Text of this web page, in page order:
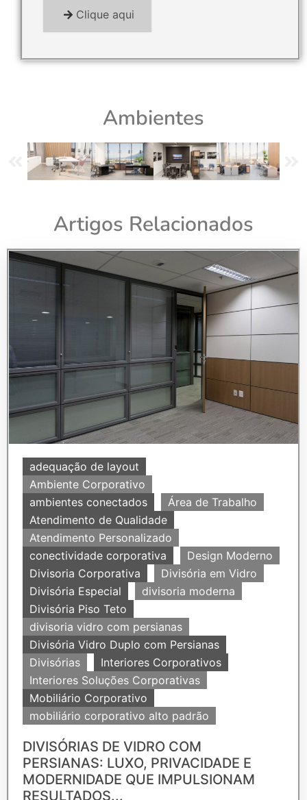
Clique aqui
Ambientes
Artigos Relacionados
adequação de layout
Ambiente Corporativo
ambientes conectados
Área de Trabalho
Atendimento de Qualidade
Atendimento Personalizado
conectividade corporativa
Design Moderno
Divisoria Corporativa
Divisória em Vidro
Divisória Especial
divisoria moderna
Divisória Piso Teto
divisoria vidro com persianas
Divisória Vidro Duplo com Persianas
Divisórias
Interiores Corporativos
Interiores Soluções Corporativas
Mobiliário Corporativo
mobiliário corporativo alto padrão
DIVISÓRIAS DE VIDRO COM
PERSIANAS: LUXO, PRIVACIDADE E
MODERNIDADE QUE IMPULSIONAM
RESULTADOS...